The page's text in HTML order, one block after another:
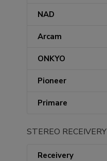
NAD
Arcam
ONKYO
Pioneer
Primare
STEREO RECEIVERY
Receivery